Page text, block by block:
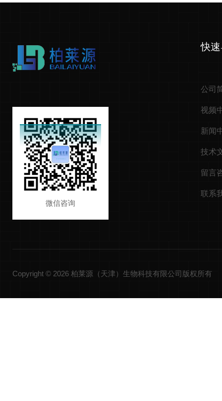
微信咨询
快
公司
视频
新闻
技术
留言
联系
Copyright © 2026 柏莱源（天津）生物科技有限公司版权所有